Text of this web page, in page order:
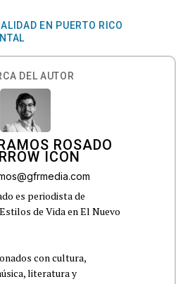
EN PUERTO RICO
DEL AUTOR
ROSADO
es periodista de
de Vida en El Nuevo
con cultura,
literatura y